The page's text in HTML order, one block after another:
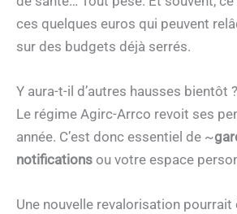
ces quelques euros qui peuvent
sur des budgets déjà serrés.
Y aura-t-il d’autres hausses bientôt ?
Le régime Agirc-Arrco revoit ses
année. C’est donc essentiel de ~
notifications ou votre espace
Une nouvelle revalorisation pourrait